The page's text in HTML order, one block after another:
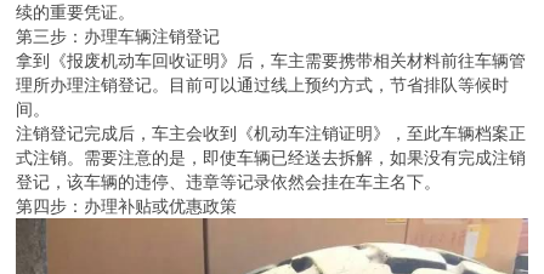
续的重要凭证。
第三步：办理车辆注销登记
拿到《报废机动车回收证明》后，车主需要携带相关材料前往车辆管
理所办理注销登记。目前可以通过线上预约方式，节省排队等候时
间。
注销登记完成后，车主会收到《机动车注销证明》，至此车辆档案正
式注销。需要注意的是，即使车辆已经送去拆解，如果没有完成注销
登记，该车辆的违停、违章等记录依然会挂在车主名下。
第四步：办理补贴或优惠政策